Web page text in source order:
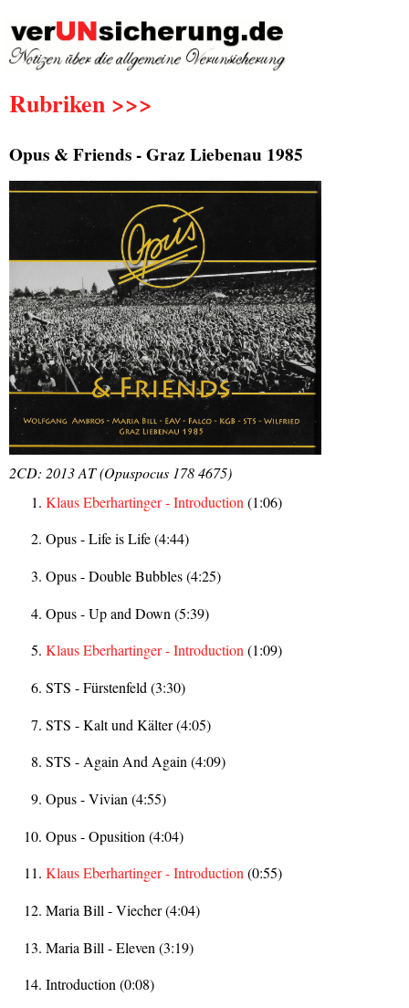
Rubriken >>>
Opus & Friends - Graz Liebenau 1985
2CD: 2013 AT (Opuspocus 178 4675)
Klaus Eberhartinger - Introduction (1:06)
Opus - Life is Life (4:44)
Opus - Double Bubbles (4:25)
Opus - Up and Down (5:39)
Klaus Eberhartinger - Introduction(1:09)
STS - Fürstenfeld (3:30)
STS - Kalt und Kälter (4:05)
STS - Again And Again (4:09)
Opus - Vivian (4:55)
Opus - Opusition (4:04)
Klaus Eberhartinger - Introduction(0:55)
Maria Bill - Viecher (4:04)
Maria Bill - Eleven (3:19)
Introduction (0:08)